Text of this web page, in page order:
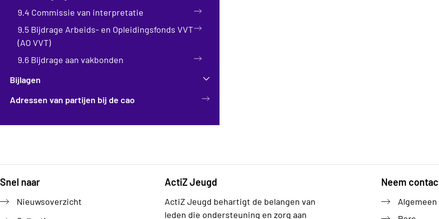
9.4 Commissie van interpretatie
9.5 Bijdrage Arbeids- en Opleidingsfonds VVT
(AO VVT)
9.6 Bijdrage aan vakbonden
Bijlagen
Adressen van partijen bij de cao
Snel naar
Nieuwsoverzicht
ActiZ Jeugd
ActiZ Jeugd behartigt de belangen van
leden die ondersteuning en zorg aan
Neem
Algemeen